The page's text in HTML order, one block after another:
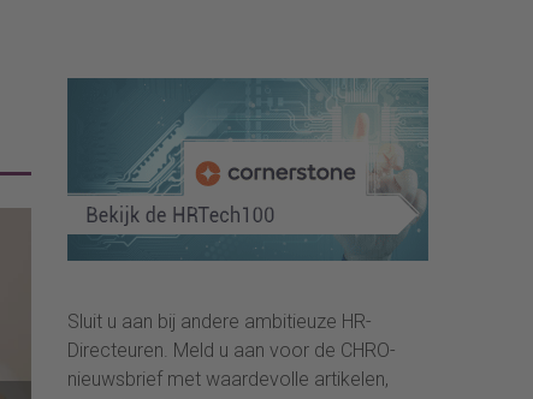
Sluit u aan bij andere ambitieuze HR-
Directeuren. Meld u aan voor de CHRO-
nieuwsbrief met waardevolle artikelen,